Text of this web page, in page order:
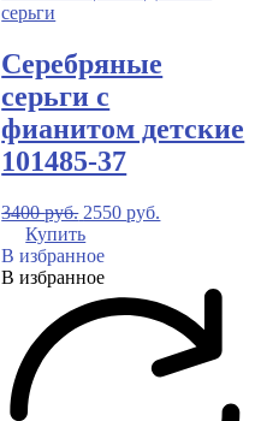
Серебряные
серьги с
фианитом детские
101485-37
3400руб. 2550руб.
Купить
В избранное
В избранное